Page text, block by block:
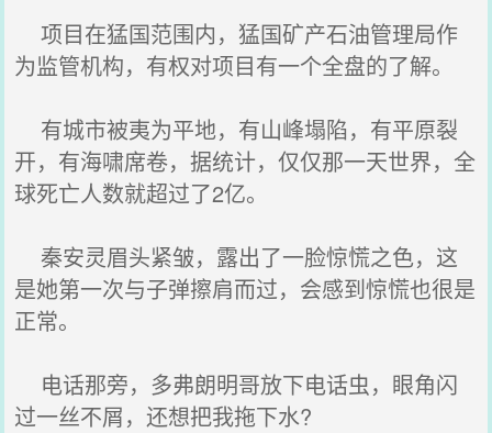
项目在猛国范围内，猛国矿产石油管理局作
为监管机构，有权对项目有一个全盘的了解。
有城市被夷为平地，有山峰塌陷，有平原裂
开，有海啸席卷，据统计，仅仅那一天世界，全
球死亡人数就超过了2亿。
秦安灵眉头紧皱，露出了一脸惊慌之色，这
是她第一次与子弹擦肩而过，会感到惊慌也很是
正常。
电话那旁，多弗朗明哥放下电话虫，眼角闪
过一丝不屑，还想把我拖下水?